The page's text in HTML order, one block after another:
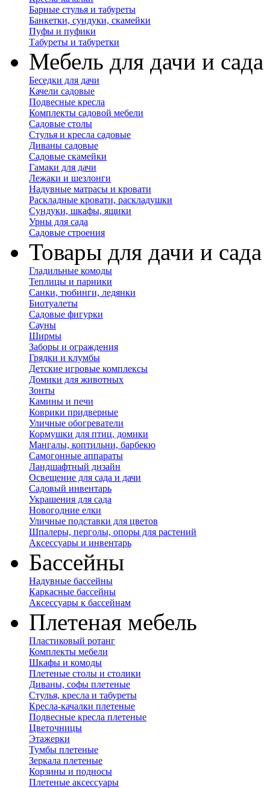
Барные стулья и табуреты
Банкетки, сундуки, скамейки
Пуфы и пуфики
Табуреты и табуретки
Мебель для дачи и сада
Беседки для дачи
Качели садовые
Подвесные кресла
Комплекты садовой мебели
Садовые столы
Стулья и кресла садовые
Диваны садовые
Садовые скамейки
Гамаки для дачи
Лежаки и шезлонги
Надувные матрасы и кровати
Раскладные кровати, раскладушки
Сундуки, шкафы, ящики
Урны для сада
Садовые строения
Товары для дачи и сада
Гладильные комоды
Теплицы и парники
Санки, тюбинги, ледянки
Биотуалеты
Садовые фигурки
Сауны
Ширмы
Заборы и ограждения
Грядки и клумбы
Детские игровые комплексы
Домики для животных
Зонты
Камины и печи
Коврики придверные
Уличные обогреватели
Кормушки для птиц, домики
Мангалы, коптильни, барбекю
Самогонные аппараты
Ландшафтный дизайн
Освещение для сада и дачи
Садовый инвентарь
Украшения для сада
Новогодние елки
Уличные подставки для цветов
Шпалеры, перголы, опоры для растений
Аксессуары и инвентарь
Бассейны
Надувные бассейны
Каркасные бассейны
Аксессуары к бассейнам
Плетеная мебель
Пластиковый ротанг
Комплекты мебели
Шкафы и комоды
Плетеные столы и столики
Диваны, софы плетеные
Стулья, кресла и табуреты
Кресла-качалки плетеные
Подвесные кресла плетеные
Цветочницы
Этажерки
Тумбы плетеные
Зеркала плетеные
Корзины и подносы
Плетеные аксессуары